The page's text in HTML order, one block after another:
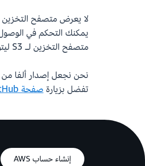
متصفح التخزين لـ S3 ليتوافق مع تصميم التطبيق الحالي وبناء الماركة.
تفضل بزيارةصفحة GitHub
إنشاء حساب AWS